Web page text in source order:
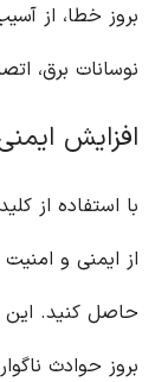
بروز خطا، از
نوسانات برق،
افزایش
از ایمنی و
حاصل کنید. این
بروز حوادث